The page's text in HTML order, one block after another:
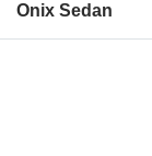
Onix Sedan